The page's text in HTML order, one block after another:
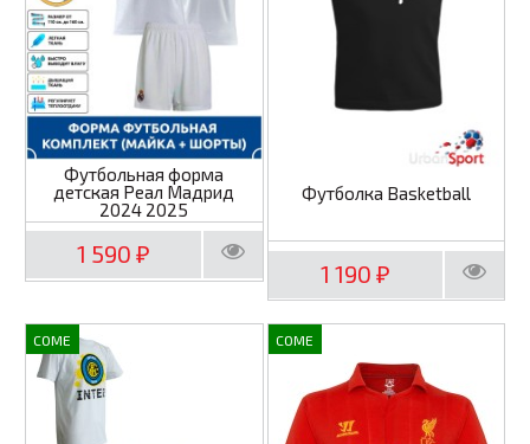
Футбольная форма
детская Реал Мадрид
2024 2025
1 590 ₽
Футболка Basketball
1 190 ₽
COME COME